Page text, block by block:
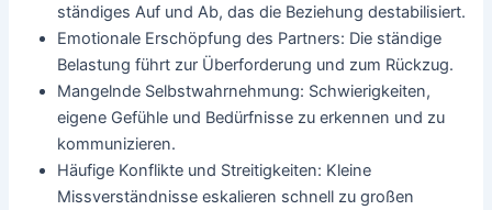
ständiges Auf und Ab, das die Beziehung destabilisiert.
Emotionale Erschöpfung des Partners: Die ständige
Belastung führt zur Überforderung und zum Rückzug.
Mangelnde Selbstwahrnehmung: Schwierigkeiten,
eigene Gefühle und Bedürfnisse zu erkennen und zu
kommunizieren.
Häufige Konflikte und Streitigkeiten: Kleine
Missverständnisse eskalieren schnell zu großen